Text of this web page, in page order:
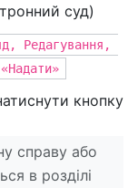
суд)
Редагування,
«Надати»
кнопку
справу або
в розділі